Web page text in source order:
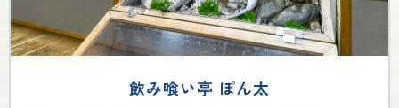
飲み喰い亭 ぽん太